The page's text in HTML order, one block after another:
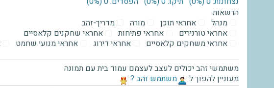
הרשאות:
מנהל
אחראי תוכן מורה
מדריך-זהב
אחראי טורנירים
אחראי פתיחות
אחראי שחקנים קלאסיים
אחראי משחקים קלאסיים
אחראי דירוג אחראי מנועי שחמט
משתמשי זהב יכולים לעצב לעצמם עמוד בית עם תמונה
מעוניין להפוך ל
‫משתמש זהב ?‬